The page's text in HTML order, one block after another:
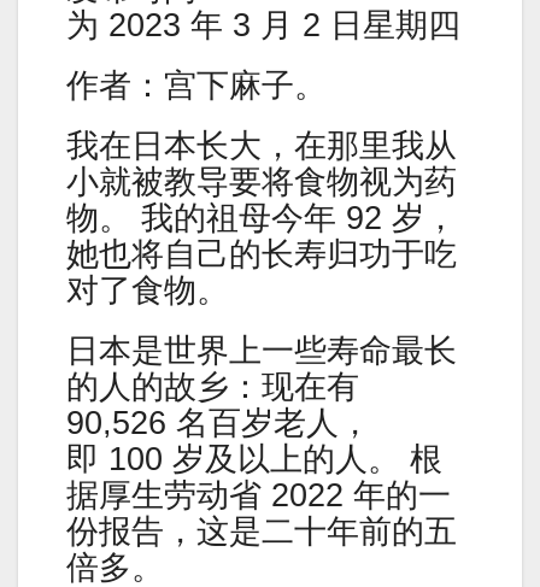
为 2023 年 3 月 2 日星期四
作者：宫下麻子。
我在日本长大，在那里我从
小就被教导要将食物视为药
物。 我的祖母今年 92 岁，
她也将自己的长寿归功于吃
对了食物。
日本是世界上一些寿命最长
的人的故乡：现在有
90,526 名百岁老人，
即 100 岁及以上的人。 根
据厚生劳动省 2022 年的一
份报告，这是二十年前的五
倍多。